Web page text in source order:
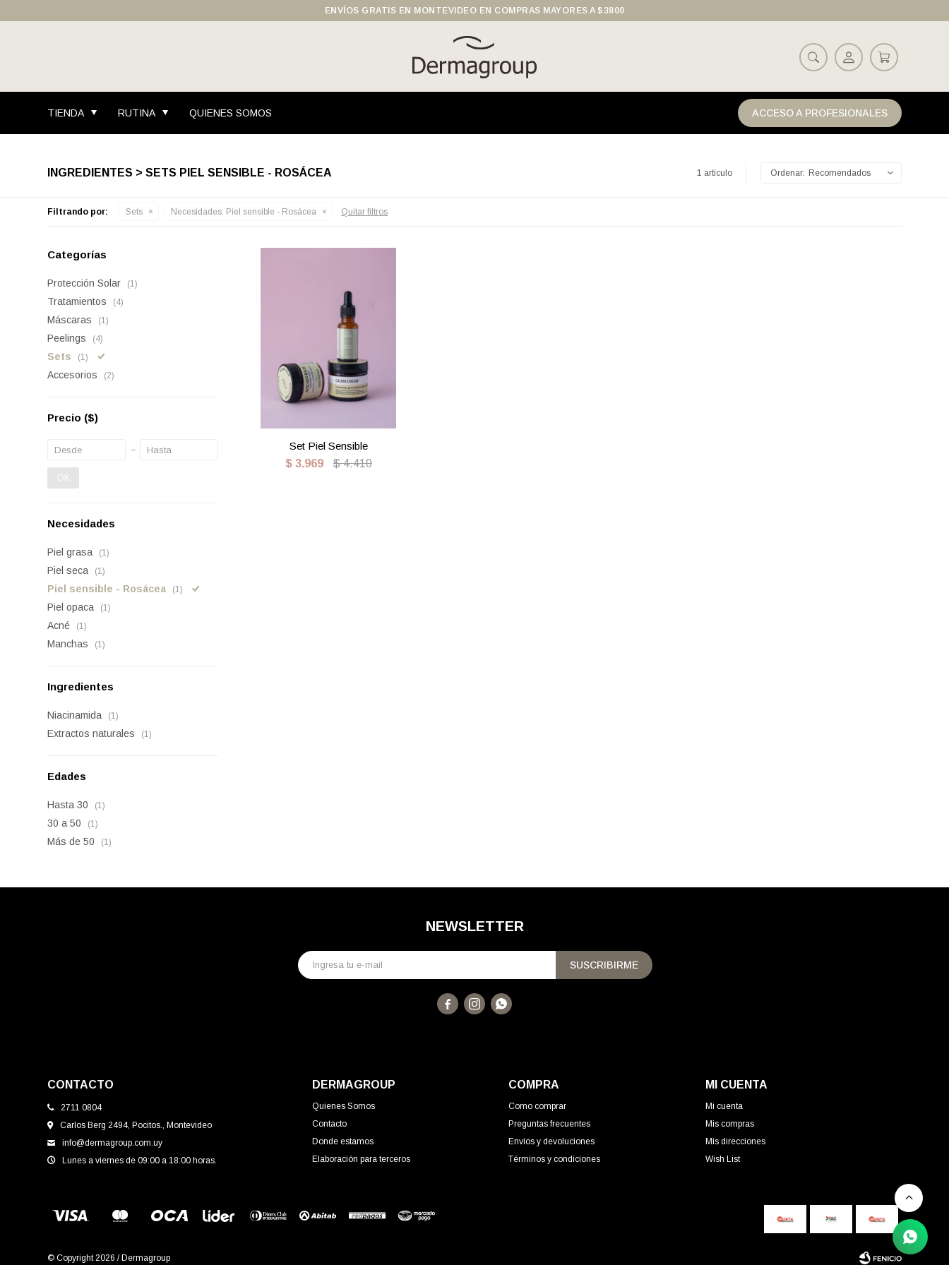
TIENDA RUTINA QUIENES SOMOS ACCESO A PROFESIONALES
ENVÍOS GRATIS EN MONTEVIDEO EN COMPRAS MAYORES A $3800
INGREDIENTES > SETS PIEL SENSIBLE - ROSÁCEA 1 artículo Recomendados
Filtrando por: Sets Necesidades: Piel sensible - Rosácea Quitar filtros
Set Piel Sensible
$ 3.969 $ 4.410
Categorías
Protección Solar (1)
Tratamientos (4)
Máscaras (1)
Peelings (4)
Sets (1)
Accesorios (2)
Precio ($)
OK
Necesidades
Piel grasa (1)
Piel seca (1)
Piel sensible - Rosácea (1)
Piel opaca (1)
Acné (1)
Manchas (1)
Ingredientes
Niacinamida (1)
Extractos naturales (1)
Edades
Hasta 30 (1)
30 a 50 (1)
Más de 50 (1)
CONTACTO
2711 0804
Carlos Berg 2494, Pocitos., Montevideo
info@dermagroup.com.uy
Lunes a viernes de 09:00 a 18:00 horas.
DERMAGROUP
Quienes Somos
Contacto
Donde estamos
Elaboración para terceros
COMPRA
Como comprar
Preguntas frecuentes
Envíos y devoluciones
Términos y condiciones
MI CUENTA
Mi cuenta
Mis compras
Mis direcciones
Wish List
NEWSLETTER
SUSCRIBIRME
  
© Copyright 2026 / Dermagroup